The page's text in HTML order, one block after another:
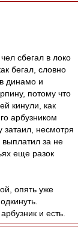
сбегал в локо
бегал, словно
динамо и
потому что
кинули, как
арбузником
затаил, несмотря
выплатил за не
еще разок
опять уже
и есть.